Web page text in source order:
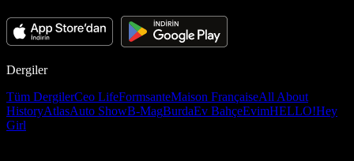
Dergiler
Tüm DergilerCeo LifeFormsanteMaison FrançaiseAll About
HistoryAtlasAuto ShowB-MagBurdaEv BahçeEvimHELLO!Hey
Girl